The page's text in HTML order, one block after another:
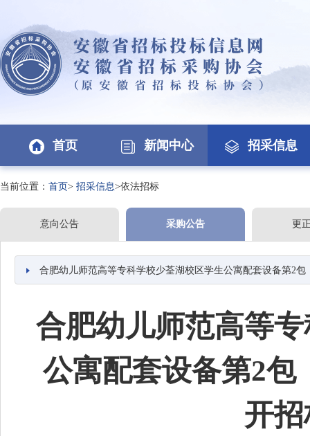
首页 新闻中心 招采信息
当前位置： 首页> 招采信息>依法招标
意向公告 采购公告 更
合肥幼儿师范高等专科学校少荃湖校区学生公寓配套设备第2
合肥幼儿师范高等
公寓配套设备第2包
开